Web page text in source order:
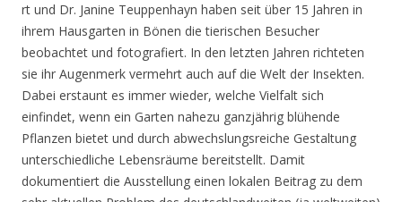
rt und Dr. Janine Teuppenhayn haben seit über 15 Jahren in
ihrem Hausgarten in Bönen die tierischen Besucher
beobachtet und fotografiert. In den letzten Jahren richteten
sie ihr Augenmerk vermehrt auch auf die Welt der Insekten.
Dabei erstaunt es immer wieder, welche Vielfalt sich
einfindet, wenn ein Garten nahezu ganzjährig blühende
Pflanzen bietet und durch abwechslungsreiche Gestaltung
unterschiedliche Lebensräume bereitstellt. Damit
dokumentiert die Ausstellung einen lokalen Beitrag zu dem